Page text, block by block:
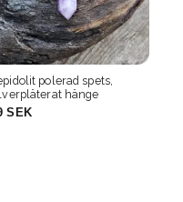
Agat polerad spets,
silverpläterat hänge